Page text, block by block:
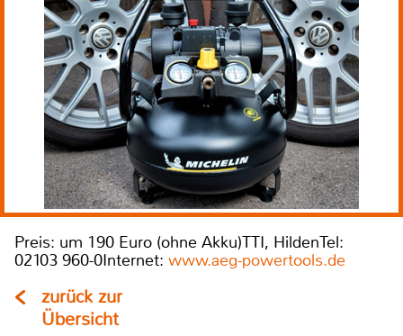
Preis: um 190 Euro (ohne Akku)TTI, HildenTel:
02103 960-0Internet: www.aeg-powertools.de
zurück zur
Übersicht